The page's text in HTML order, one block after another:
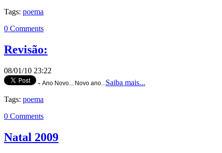
Tags: poema
0 Comments
Revisão:
08/01/10 23:22
- Ano Novo... Novo ano...Saiba mais...
Tags: poema
0 Comments
Natal 2009